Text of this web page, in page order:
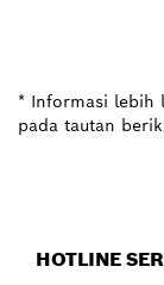
* Informasi lebih
pada tautan
HOTLINE